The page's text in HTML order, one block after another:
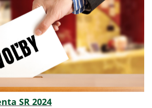
SR 2024